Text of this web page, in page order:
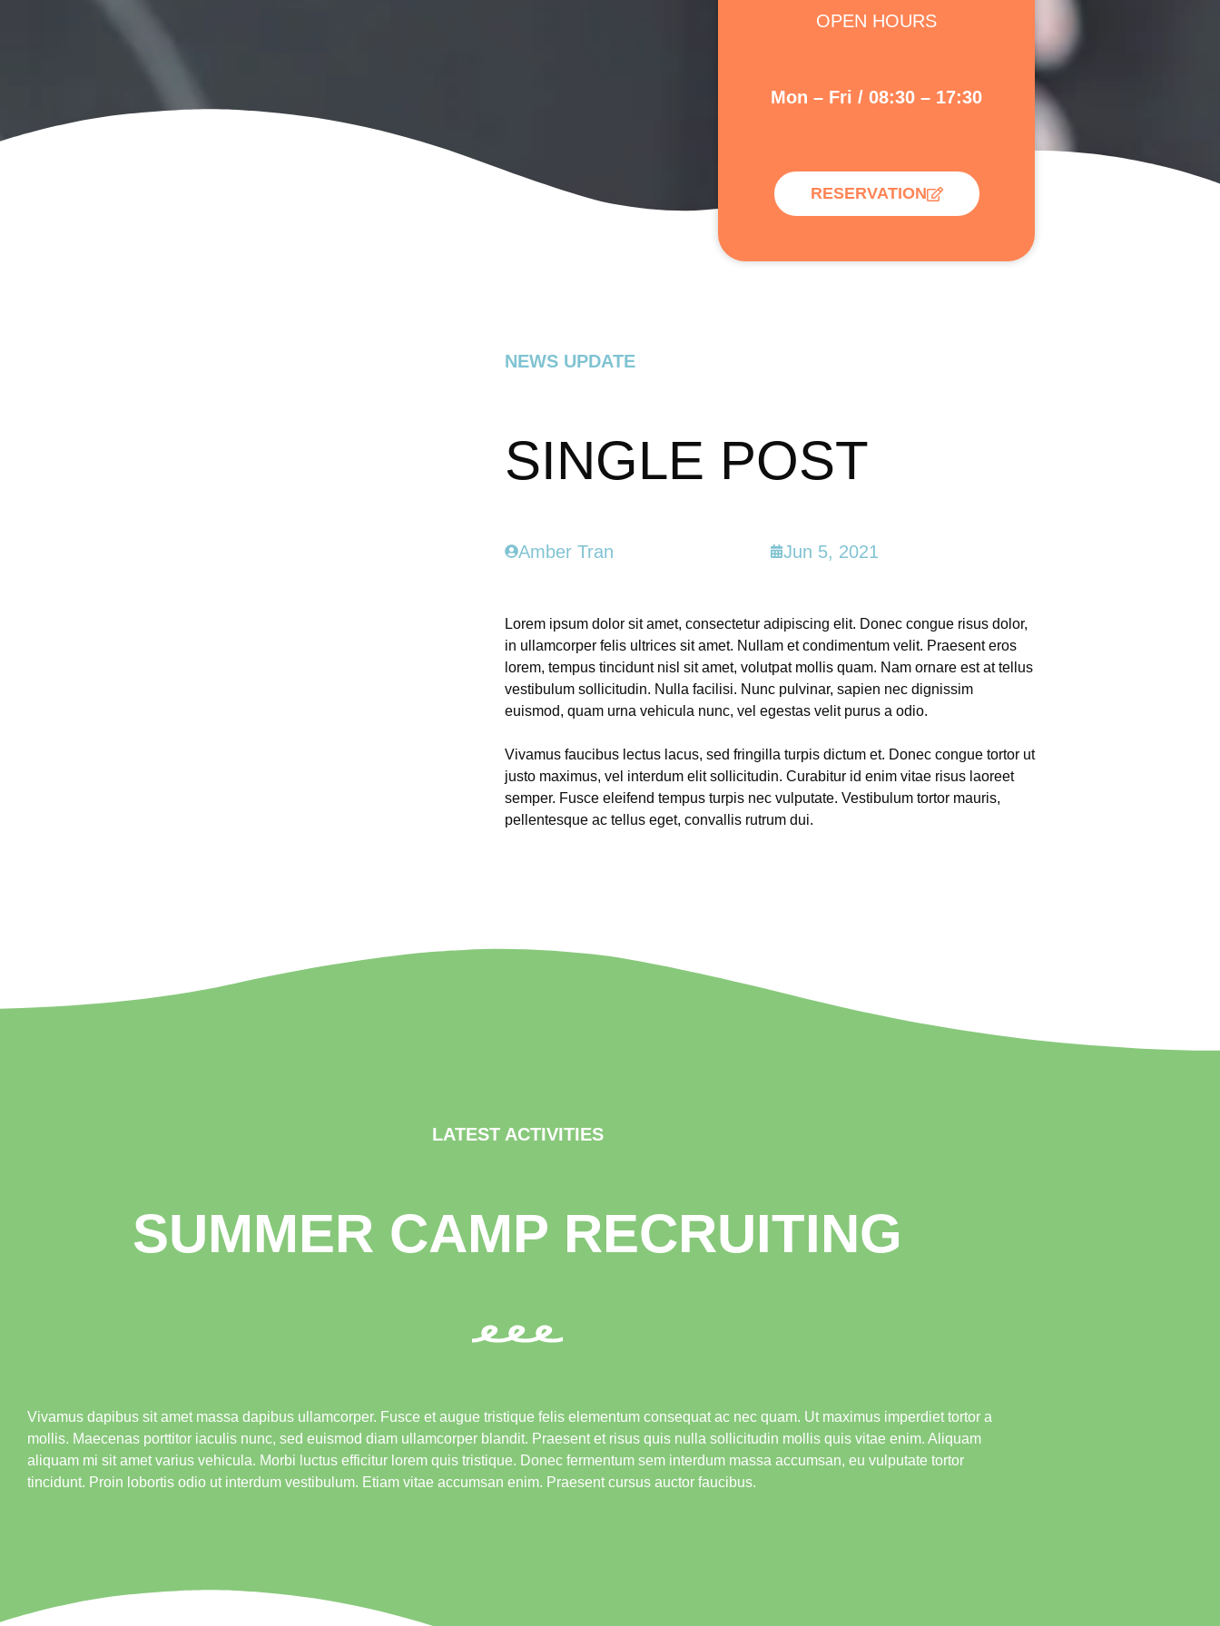
OPEN HOURS
Mon – Fri / 08:30 – 17:30
RESERVATION
NEWS UPDATE
SINGLE POST
Amber Tran Jun 5, 2021
Lorem ipsum dolor sit amet, consectetur adipiscing elit. Donec congue risus dolor,
in ullamcorper felis ultrices sit amet. Nullam et condimentum velit. Praesent eros
lorem, tempus tincidunt nisl sit amet, volutpat mollis quam. Nam ornare est at tellus
vestibulum sollicitudin. Nulla facilisi. Nunc pulvinar, sapien nec dignissim
euismod, quam urna vehicula nunc, vel egestas velit purus a odio.
Vivamus faucibus lectus lacus, sed fringilla turpis dictum et. Donec congue tortor ut
justo maximus, vel interdum elit sollicitudin. Curabitur id enim vitae risus laoreet
semper. Fusce eleifend tempus turpis nec vulputate. Vestibulum tortor mauris,
pellentesque ac tellus eget, convallis rutrum dui.
LATEST ACTIVITIES
SUMMER CAMP RECRUITING
Vivamus dapibus sit amet massa dapibus ullamcorper. Fusce et augue tristique felis elementum consequat ac nec quam. Ut maximus imperdiet tortor a
mollis. Maecenas porttitor iaculis nunc, sed euismod diam ullamcorper blandit. Praesent et risus quis nulla sollicitudin mollis quis vitae enim. Aliquam
aliquam mi sit amet varius vehicula. Morbi luctus efficitur lorem quis tristique. Donec fermentum sem interdum massa accumsan, eu vulputate tortor
tincidunt. Proin lobortis odio ut interdum vestibulum. Etiam vitae accumsan enim. Praesent cursus auctor faucibus.